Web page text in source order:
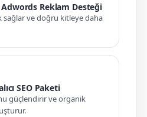
Reklam Desteği
sağlar ve doğru kitleye daha
SEO Paketi
güçlendirir ve organik